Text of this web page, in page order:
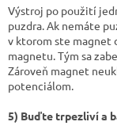
Výstroj po použití
puzdra. Ak nemáte
v ktorom ste magnet
magnetu. Tým sa
Zároveň magnet
potenciálom.
5) Buďte trpezliví a